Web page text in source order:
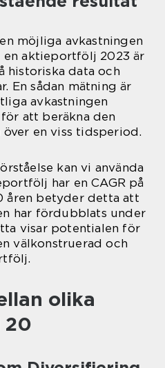
möjliga avkastningen
en aktieportfölj 2023 är
data och
En sådan mätning är
avkastningen
för att beräkna den
en viss tidsperiod.
kan vi använda
har en CAGR på
åren betyder detta att
har fördubblats under
visar potentialen för
välkonstruerad och
olika
20